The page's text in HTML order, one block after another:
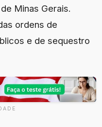
Minas Gerais.
ordens de
e de sequestro